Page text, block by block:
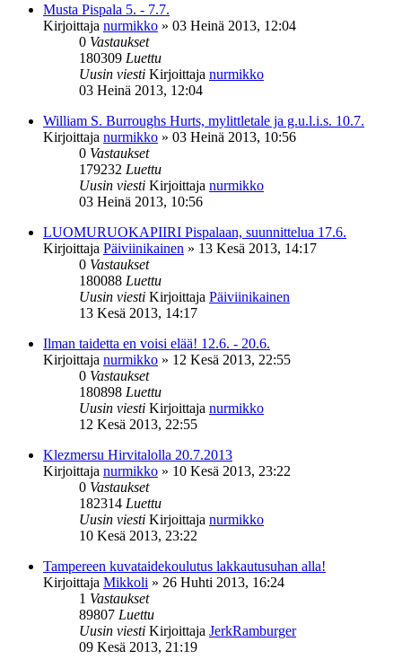
Musta Pispala 5. - 7.7.
Kirjoittaja nurmikko » 03 Heinä 2013, 12:04
0 Vastaukset
180309 Luettu
Uusin viesti Kirjoittaja nurmikko
03 Heinä 2013, 12:04
William S. Burroughs Hurts, mylittletale ja g.u.l.i.s. 10.7.
Kirjoittaja nurmikko » 03 Heinä 2013, 10:56
0 Vastaukset
179232 Luettu
Uusin viesti Kirjoittaja nurmikko
03 Heinä 2013, 10:56
LUOMURUOKAPIIRI Pispalaan, suunnittelua 17.6.
Kirjoittaja Päiviinikainen » 13 Kesä 2013, 14:17
0 Vastaukset
180088 Luettu
Uusin viesti Kirjoittaja Päiviinikainen
13 Kesä 2013, 14:17
Ilman taidetta en voisi elää! 12.6. - 20.6.
Kirjoittaja nurmikko » 12 Kesä 2013, 22:55
0 Vastaukset
180898 Luettu
Uusin viesti Kirjoittaja nurmikko
12 Kesä 2013, 22:55
Klezmersu Hirvitalolla 20.7.2013
Kirjoittaja nurmikko » 10 Kesä 2013, 23:22
0 Vastaukset
182314 Luettu
Uusin viesti Kirjoittaja nurmikko
10 Kesä 2013, 23:22
Tampereen kuvataidekoulutus lakkautusuhan alla!
Kirjoittaja Mikkoli » 26 Huhti 2013, 16:24
1 Vastaukset
89807 Luettu
Uusin viesti Kirjoittaja JerkRamburger
09 Kesä 2013, 21:19